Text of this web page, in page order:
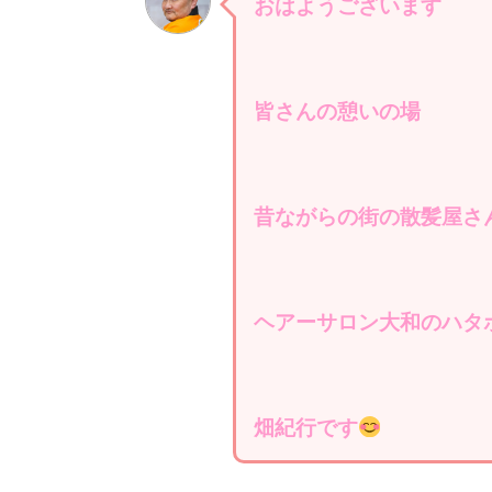
皆さんの憩いの場
昔ながらの街の散髪屋さ
ヘアーサロン大和のハタ
畑紀行です